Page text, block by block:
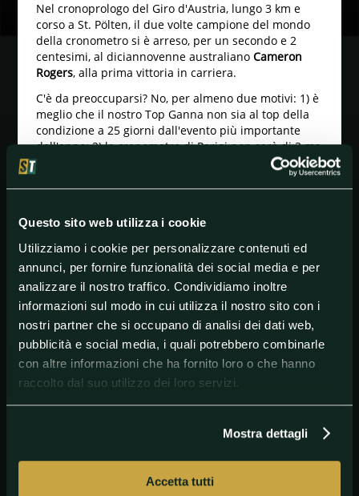
Questo sito web utilizza i cookie
Utilizziamo i cookie per personalizzare contenuti ed
annunci, per fornire funzionalità dei social media e per
analizzare il nostro traffico. Condividiamo inoltre
informazioni sul modo in cui utilizza il nostro sito con i
nostri partner che si occupano di analisi dei dati web,
pubblicità e social media, i quali potrebbero combinarle
con altre informazioni che ha fornito loro o che hanno
raccolto dal suo utilizzo dei loro servizi.
Mostra dettagli
Accetta tutti
Nel cronoprologo del Giro d'Austria, lungo 3 km e
corso a St. Pölten, il due volte campione del mondo
della cronometro si è arreso, per un secondo e 2
centesimi, al diciannovenne australiano Cameron
Rogers, alla prima vittoria in carriera.
C'è da preoccuparsi? No, per almeno due motivi: 1) è
meglio che il nostro Top Ganna non sia al top della
condizione a 25 giorni dall'evento più importante
dell'anno; 2) la cronometro di Parigi non sarà di 3 ma
di 32.4 km.
Top five prologo Giro d'Austria
Racing 3.38,26
GANNA Filippo (Italia) INEOS Grenadiers 0.01,02
KOPECKÝ Tomáš (Repubblica Ceca) TDT - Unibet
WALSCHEID Max (Germania) Team Jayco AlUla 0.01,74
GROßSCHARTNER Felix (Austria) UAE Team Emirates
0.02,13